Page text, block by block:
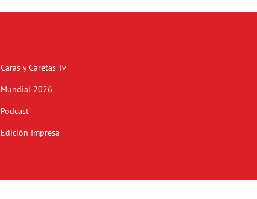
Caras y Caretas Tv
Mundial 2026
Podcast
Edición Impresa